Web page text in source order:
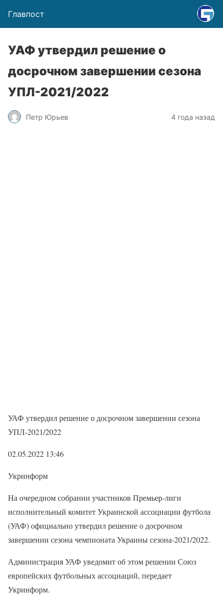
Главпост
УАФ утвердил решение о
досрочном завершении сезона
УПЛ-2021/2022
Петр Юрьев 4 года назад
УАФ утвердил решение о досрочном завершении сезона
УПЛ-2021/2022
02.05.2022 13:46
Укринформ
На очередном собрании участников Премьер-лиги
исполнительный комитет Украинской ассоциации футбола
(УАФ) официально утвердил решение о досрочном
завершении сезона чемпионата Украины сезона-2021/2022.
Администрация УАФ уведомит об этом решении Союз
европейских футбольных ассоциаций, передает
Укринформ.